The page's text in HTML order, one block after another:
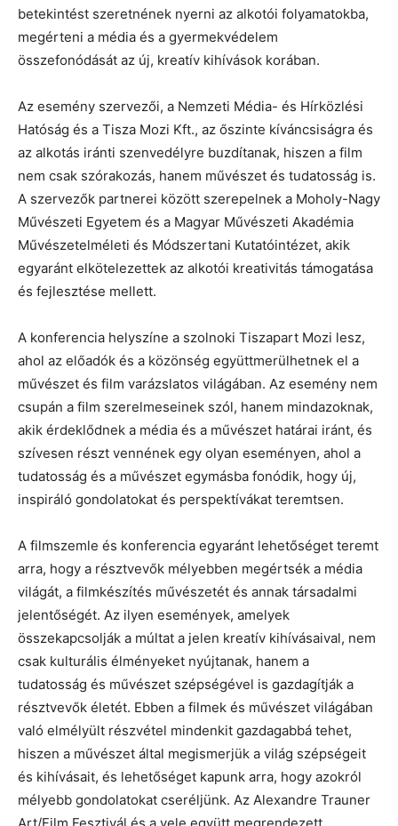
betekintést szeretnének nyerni az alkotói folyamatokba,
megérteni a média és a gyermekvédelem
összefonódását az új, kreatív kihívások korában.
Az esemény szervezői, a Nemzeti Média- és Hírközlési
Hatóság és a Tisza Mozi Kft., az őszinte kíváncsiságra és
az alkotás iránti szenvedélyre buzdítanak, hiszen a film
nem csak szórakozás, hanem művészet és tudatosság is.
A szervezők partnerei között szerepelnek a Moholy-Nagy
Művészeti Egyetem és a Magyar Művészeti Akadémia
Művészetelméleti és Módszertani Kutatóintézet, akik
egyaránt elkötelezettek az alkotói kreativitás támogatása
és fejlesztése mellett.
A konferencia helyszíne a szolnoki Tiszapart Mozi lesz,
ahol az előadók és a közönség együttmerülhetnek el a
művészet és film varázslatos világában. Az esemény nem
csupán a film szerelmeseinek szól, hanem mindazoknak,
akik érdeklődnek a média és a művészet határai iránt, és
szívesen részt vennének egy olyan eseményen, ahol a
tudatosság és a művészet egymásba fonódik, hogy új,
inspiráló gondolatokat és perspektívákat teremtsen.
A filmszemle és konferencia egyaránt lehetőséget teremt
arra, hogy a résztvevők mélyebben megértsék a média
világát, a filmkészítés művészetét és annak társadalmi
jelentőségét. Az ilyen események, amelyek
összekapcsolják a múltat a jelen kreatív kihívásaival, nem
csak kulturális élményeket nyújtanak, hanem a
tudatosság és művészet szépségével is gazdagítják a
résztvevők életét. Ebben a filmek és művészet világában
való elmélyült részvétel mindenkit gazdagabbá tehet,
hiszen a művészet által megismerjük a világ szépségeit
és kihívásait, és lehetőséget kapunk arra, hogy azokról
mélyebb gondolatokat cseréljünk. Az Alexandre Trauner